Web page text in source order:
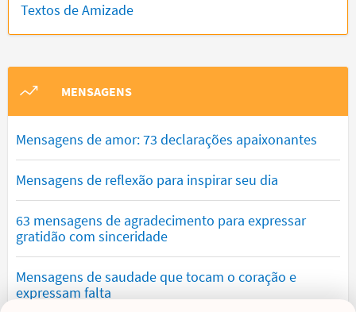
Textos de Amizade
MENSAGENS
Mensagens de amor: 73 declarações apaixonantes
Mensagens de reflexão para inspirar seu dia
63 mensagens de agradecimento para expressar
gratidão com sinceridade
Mensagens de saudade que tocam o coração e
expressam falta